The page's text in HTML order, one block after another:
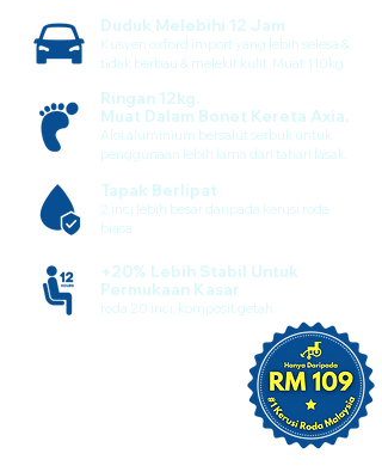
Duduk Melebihi 12 Jam
Kusyen oxford import yang lebih selesa &
tidak berbau & melekit kulit. Muat 110kg.
Ringan 12kg.
Muat Dalam Bonet Kereta Axia.
Aloi aluminium bersalut serbuk untuk
penggunaan lebih lama dan tahan lasak.
Tapak Berlipat
2 inci lebih besar daripada kerusi roda
biasa.
+20% Lebih Stabil Untuk
Permukaan Kasar
roda 20 inci, komposit getah.